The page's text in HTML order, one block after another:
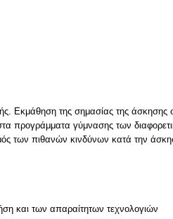
Εκμάθηση της σημασίας της
προγράμματα γύμνασης των
των πιθανών κινδύνων κατά την
και των απαραίτητων τεχνολογιών